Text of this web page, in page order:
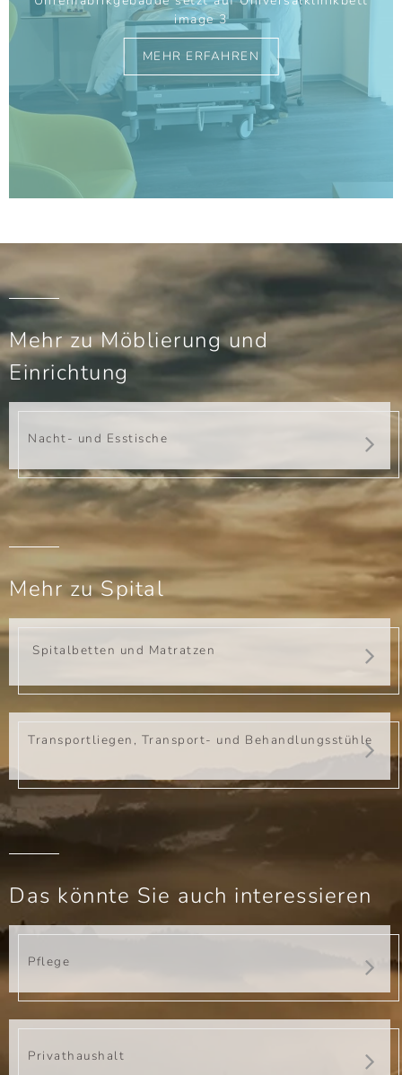
image 3
MEHR ERFAHREN
Mehr zu Möblierung und
Einrichtung
Nacht- und Esstische
Mehr zu Spital
Spitalbetten und Matratzen
Transportliegen, Transport- und Behandlungsstühle
Das könnte Sie auch interessieren
Pflege
Privathaushalt